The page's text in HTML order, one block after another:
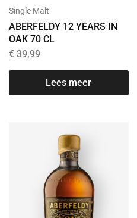
Single Malt
ABERFELDY 12 YEARS IN
OAK 70 CL
€ 39,99
Lees meer